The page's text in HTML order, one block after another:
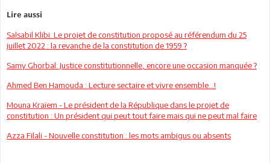
Lire aussi
Salsabil Klibi: Le projet de constitution proposé au référendum du 25
juillet 2022 : la revanche de la constitution de 1959 ?
Samy Ghorbal: Justice constitutionnelle, encore une occasion manquée ?
Ahmed Ben Hamouda : Lecture sectaire et vivre ensemble…!
Mouna Kraïem - Le président de la République dans le projet de
constitution : Un président qui peut tout faire mais qui ne peut mal faire
Azza Filali - Nouvelle constitution : les mots ambigus ou absents